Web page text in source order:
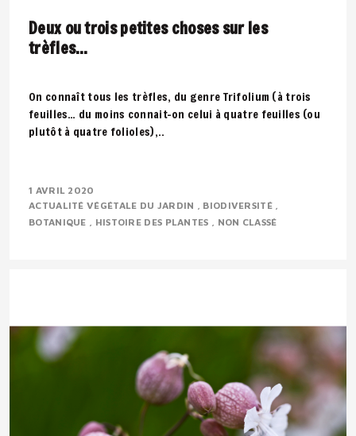
Deux ou trois petites choses sur les
trèfles…
On connaît tous les trèfles, du genre Trifolium (à trois
feuilles… du moins connait-on celui à quatre feuilles (ou
plutôt à quatre folioles),..
1 AVRIL 2020
ACTUALITÉ VÉGÉTALE DU JARDIN
BIODIVERSITÉ
BOTANIQUE
HISTOIRE DES PLANTES NON CLASSÉ